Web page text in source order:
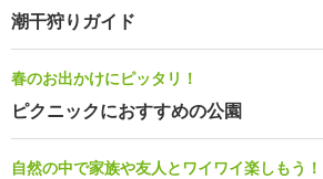
潮干狩りガイド
春のお出かけにピッタリ！
ピクニックにおすすめの公園
自然の中で家族や友人とワイワイ楽しもう！